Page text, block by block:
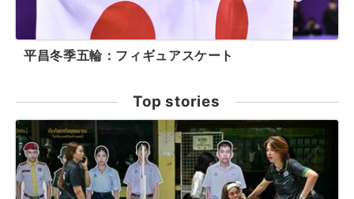
平昌冬季五輪：フィギュアスケート
Top stories